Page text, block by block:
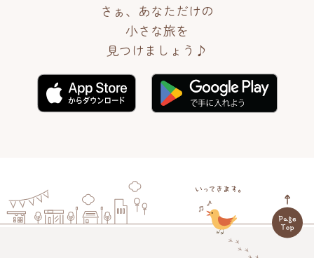
さぁ、あなただけの
小さな旅を
見つけましょう♪